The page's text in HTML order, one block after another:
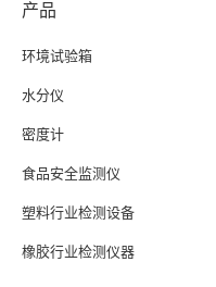
产品
环境试验箱
水分仪
密度计
食品安全监测仪
塑料行业检测设备
橡胶行业检测仪器